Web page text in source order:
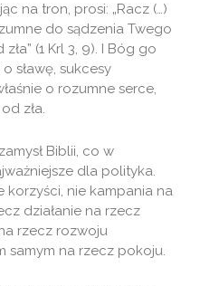
na tron, prosi: „Racz (…)
do sądzenia Twego
(1 Krl 3, 9). I Bóg go
sławę, sukcesy
o rozumne serce,
zła.
Biblii, co w
dla polityka.
korzyści, nie kampania na
działanie na rzecz
rzecz rozwoju
samym na rzecz pokoju.